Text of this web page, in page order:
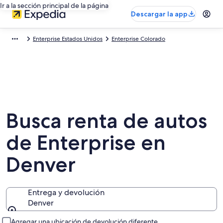
Ir a la sección principal de la página
Descargar la app
Enterprise Estados Unidos Enterprise Colorado
Busca renta de autos
de Enterprise en
Denver
Entrega y devolución
Denver